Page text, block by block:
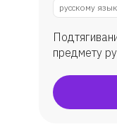
русскому
предмету
русскому